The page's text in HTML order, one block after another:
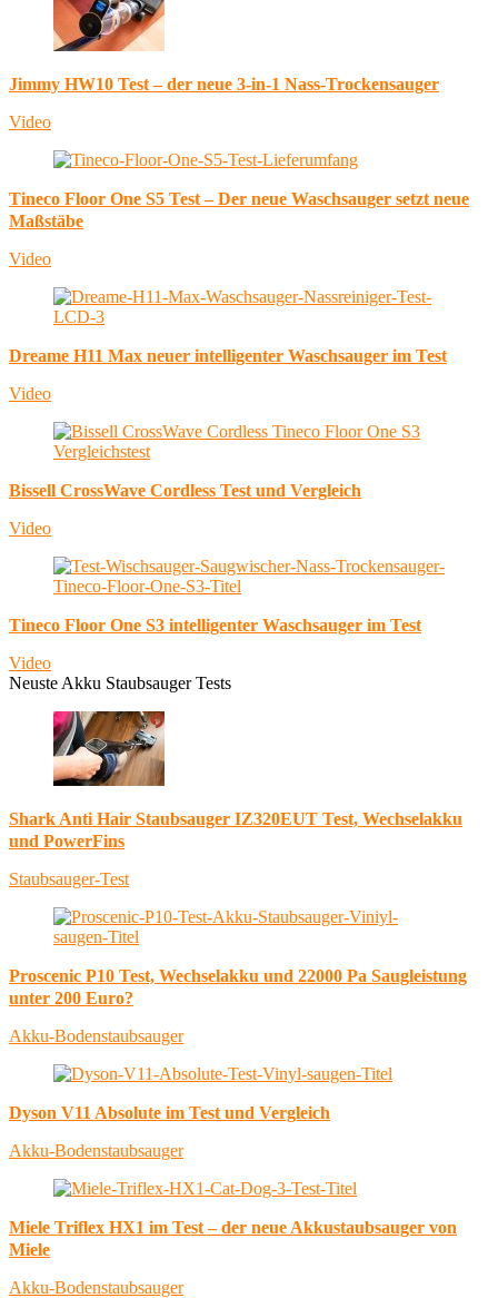
Jimmy HW10 Test – der neue 3-in-1 Nass-Trockensauger
Video
Tineco Floor One S5 Test – Der neue Waschsauger setzt neue
Maßstäbe
Video
Dreame H11 Max neuer intelligenter Waschsauger im Test
Video
Bissell CrossWave Cordless Test und Vergleich
Video
Tineco Floor One S3 intelligenter Waschsauger im Test
Video
Neuste Akku Staubsauger Tests
Shark Anti Hair Staubsauger IZ320EUT Test, Wechselakku
und PowerFins
Staubsauger-Test
Proscenic P10 Test, Wechselakku und 22000 Pa Saugleistung
unter 200 Euro?
Akku-Bodenstaubsauger
Dyson V11 Absolute im Test und Vergleich
Akku-Bodenstaubsauger
Miele Triflex HX1 im Test – der neue Akkustaubsauger von
Miele
Akku-Bodenstaubsauger